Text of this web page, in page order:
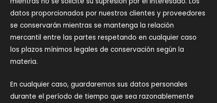
datos proporcionados por nuestros clientes y proveedores
se conservarán mientras se mantenga la relación
mercantil entre las partes respetando en cualquier caso
los plazos mínimos legales de conservación según la
materia.
En cualquier caso, guardaremos sus datos personales
durante el período de tiempo que sea razonablemente